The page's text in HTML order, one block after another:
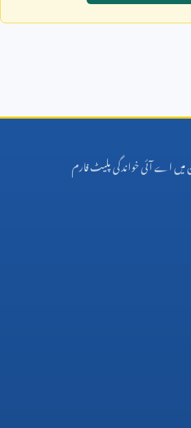
اے آئی خواندگی پلیٹ فارم